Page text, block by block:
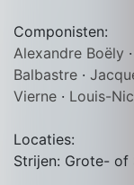
Componisten:
Alexandre Boëly ·
Balbastre ·
Vierne · Louis-
Locaties:
Strijen: Grote- of